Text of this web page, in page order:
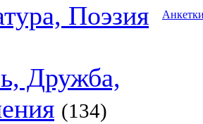
Поэзия
Дружба,
(134)